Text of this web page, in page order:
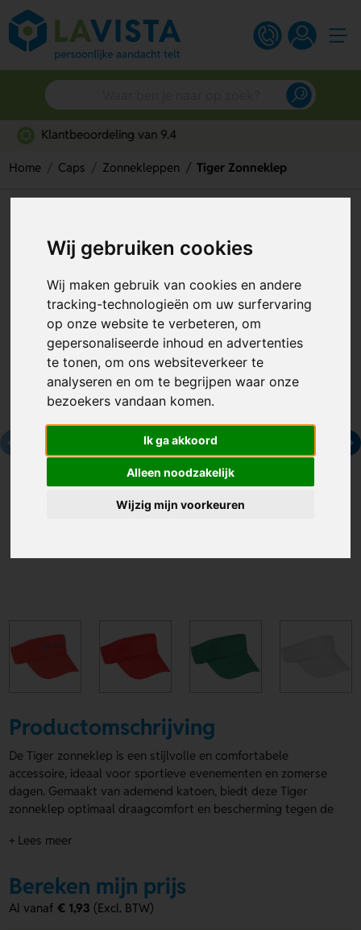
Wij gebruiken cookies
Wij maken gebruik van cookies en andere
tracking-technologieën om uw surfervaring
op onze website te verbeteren, om
gepersonaliseerde inhoud en advertenties
te tonen, om ons websiteverkeer te
analyseren en om te begrijpen waar onze
bezoekers vandaan komen.
Ik ga akkoord
Alleen noodzakelijk
Wijzig mijn voorkeuren
Snelle persoonlijke service
Home Caps Zonnekleppen Tiger Zonneklep
Artikelnummer:134435
Productomschrijving
De Tiger zonneklep is een stijlvolle en comfortabele
accessoire, ideaal voor sportieve evenementen en zomerse
dagen. Gemaakt van ademend katoen, biedt deze Tiger
zonneklep optimaal draagcomfort en bescherming tegen de
perfecte match vindt voor jouw merk of gelegenheid. Je
band, bijvoorbeeld met een logo of naam. Een slimme keuze
voor effectieve promotie.
+ Lees meer
Bereken mijn prijs
Al vanaf€ 1,93 (Excl. BTW)